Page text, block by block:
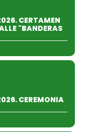
CERTAMEN
"BANDERAS
CEREMONIA